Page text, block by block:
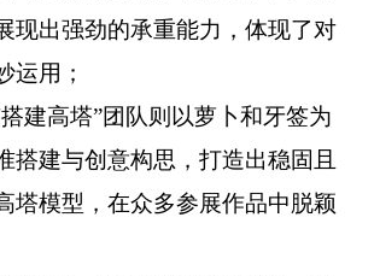
现出强劲的承重能力，体现了对
运用；
建高塔”团队则以萝卜和牙签为
搭建与创意构思，打造出稳固且
塔模型，在众多参展作品中脱颖